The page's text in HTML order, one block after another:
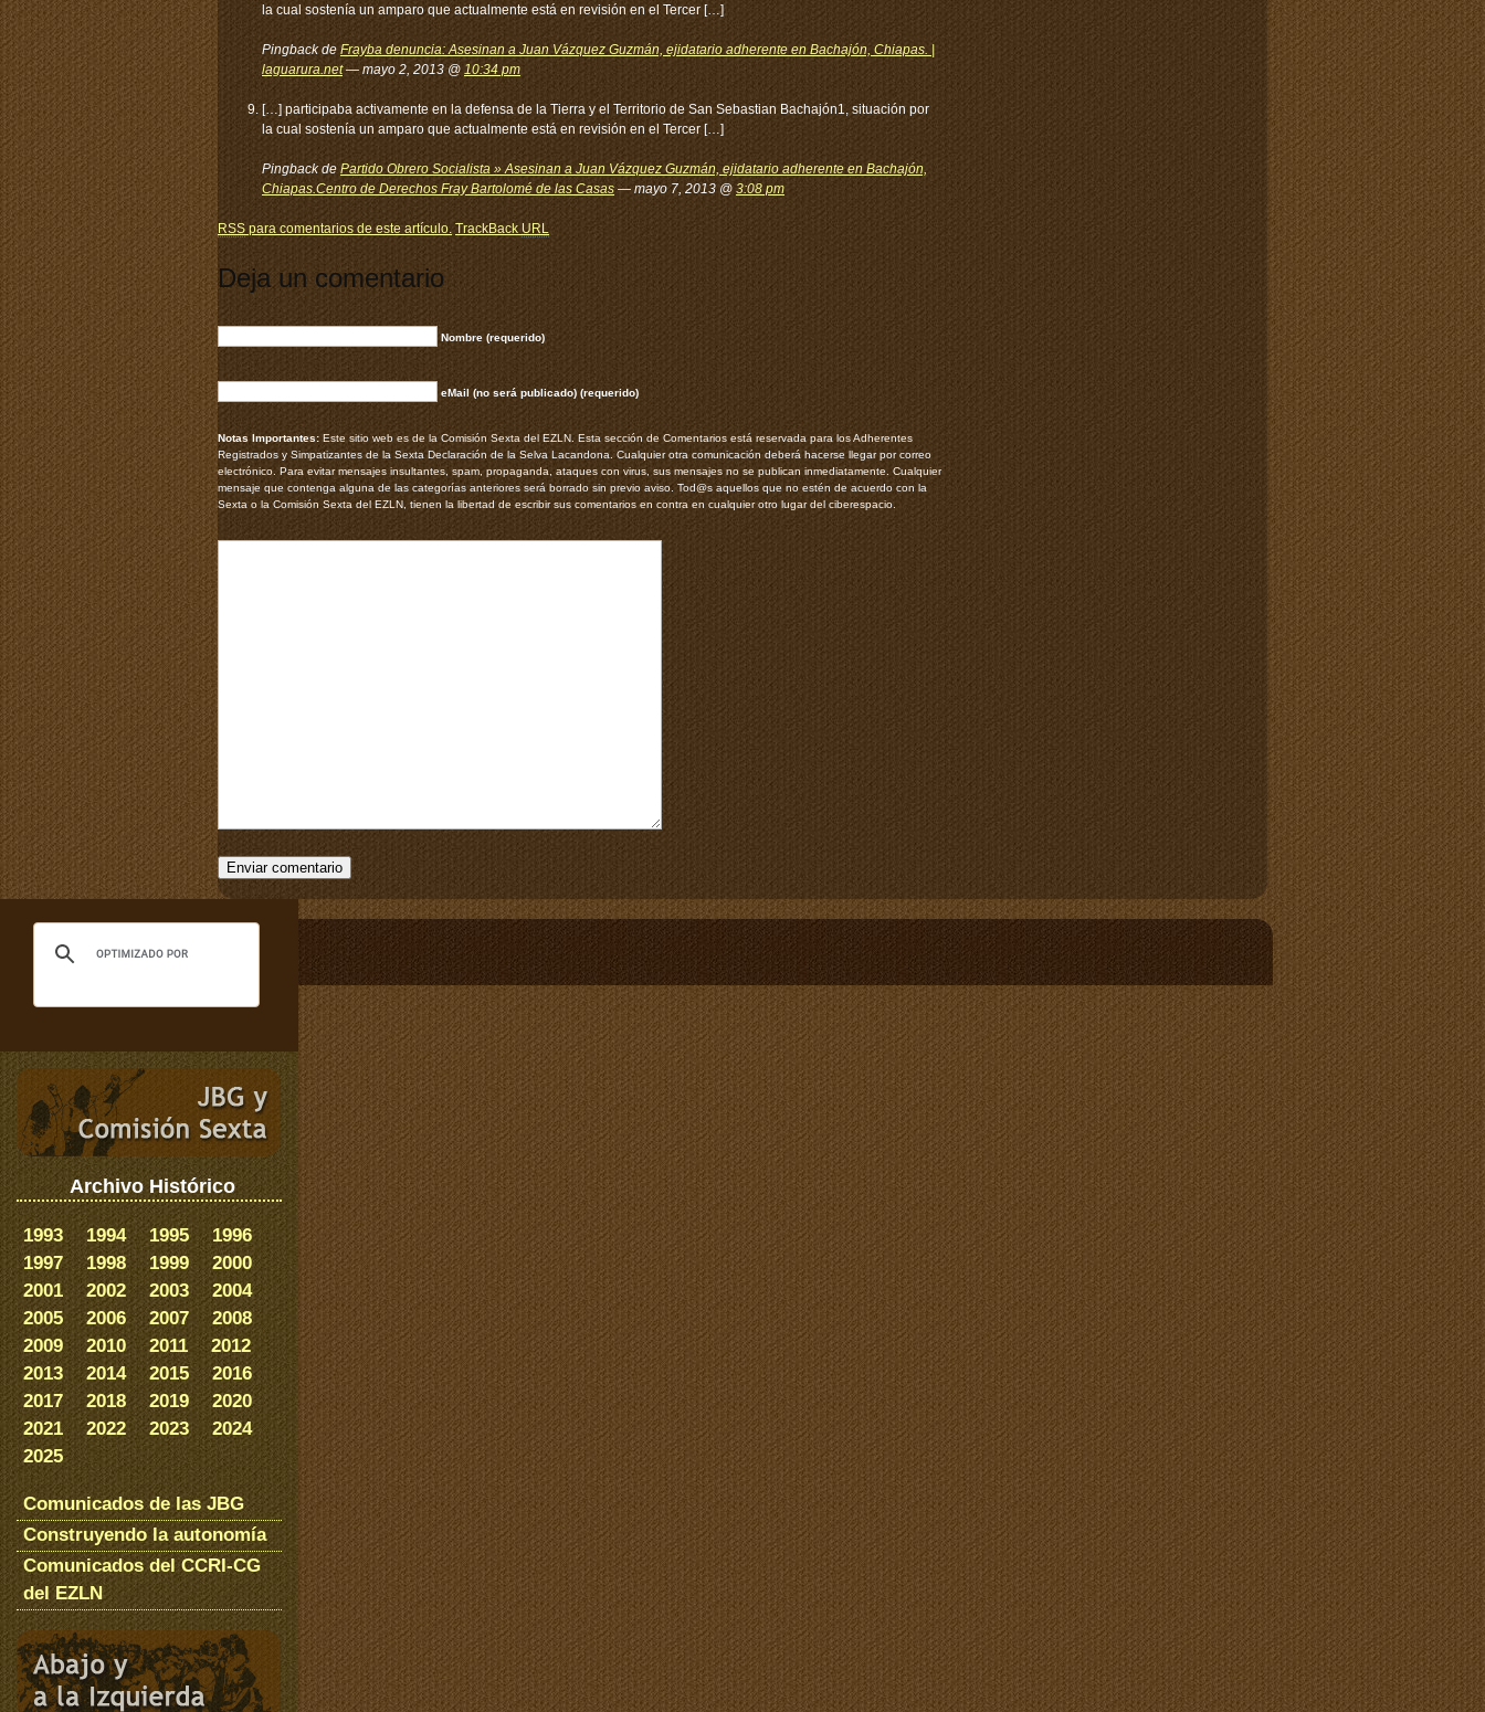
la cual sostenía un amparo que actualmente está en revisión en el Tercer […]
Pingback de Frayba denuncia: Asesinan a Juan Vázquez Guzmán, ejidatario adherente en Bachajón, Chiapas. |
laguarura.net— mayo 2, 2013 @ 10:34 pm
[…] participaba activamente en la defensa de la Tierra y el Territorio de San Sebastian Bachajón1, situación por
la cual sostenía un amparo que actualmente está en revisión en el Tercer […]
Pingback de Partido Obrero Socialista » Asesinan a Juan Vázquez Guzmán, ejidatario adherente en Bachajón,
Chiapas.Centro de Derechos Fray Bartolomé de las Casas— mayo 7, 2013 @ 3:08 pm
RSS para comentarios de este artículo. TrackBack URL
Deja un comentario
Nombre (requerido)
eMail (no será publicado) (requerido)
Notas Importantes: Este sitio web es de la Comisión Sexta del EZLN. Esta sección de Comentarios está reservada para los Adherentes
Registrados y Simpatizantes de la Sexta Declaración de la Selva Lacandona. Cualquier otra comunicación deberá hacerse llegar por correo
electrónico. Para evitar mensajes insultantes, spam, propaganda, ataques con virus, sus mensajes no se publican inmediatamente. Cualquier
mensaje que contenga alguna de las categorías anteriores será borrado sin previo aviso. Tod@s aquellos que no estén de acuerdo con la
Sexta o la Comisión Sexta del EZLN, tienen la libertad de escribir sus comentarios en contra en cualquier otro lugar del ciberespacio.
Archivo Histórico
1993 1994 1995
1996
1997
1998 1999
2000
2001
2002 2003
2004
2005
2006 2007
2008
2009
2010 2011
2012
2013
2014 2015
2016
2017
2018 2019
2020
2021
2022 2023
2024
2025
Comunicados de las JBG
Construyendo la autonomía
Comunicados del CCRI-CG
del EZLN